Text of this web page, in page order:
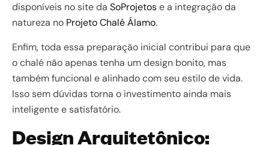
disponíveis no site da SoProjetose a integração da
natureza no Projeto Chalé Álamo.
Enfim, toda essa preparação inicial contribui para que
o chalé não apenas tenha um design bonito, mas
também funcional e alinhado com seu estilo de vida.
Isso sem dúvidas torna o investimento ainda mais
inteligente e satisfatório.
Design Arquitetônico: